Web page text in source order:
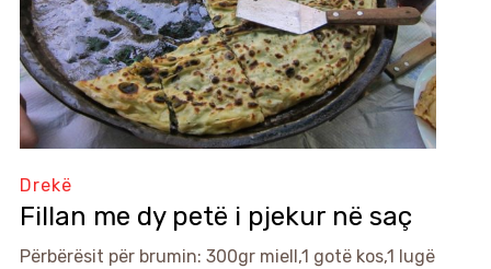
Drekë
Fillan me dy petë i pjekur në saç
Përbërësit për brumin: 300gr miell,1 gotë kos,1 lugë